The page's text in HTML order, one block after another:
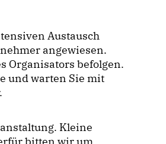
Austausch
angewiesen.
Organisators befolgen.
und warten Sie mit
Kleine